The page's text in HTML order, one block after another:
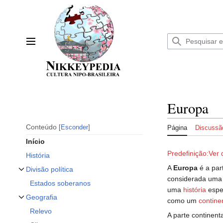
Menu principal
Conteúdo Esconder
Início
História
Divisão política
Alternar subseção Divisão política
Estados soberanos
Geografia
Alternar subseção Geografia
Relevo
Europa
Página
Predefinição:Ver
A Europa é a
considerada
uma história
como um
A parte